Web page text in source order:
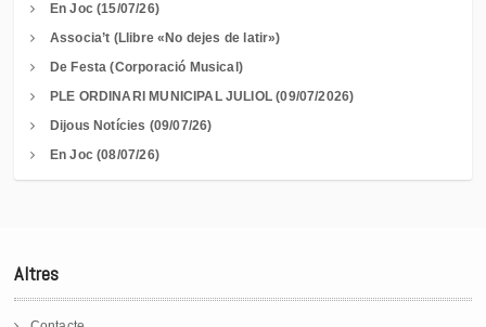
En Joc (15/07/26)
Associa’t (Llibre «No dejes de latir»)
De Festa (Corporació Musical)
PLE ORDINARI MUNICIPAL JULIOL (09/07/2026)
Dijous Notícies (09/07/26)
En Joc (08/07/26)
Altres